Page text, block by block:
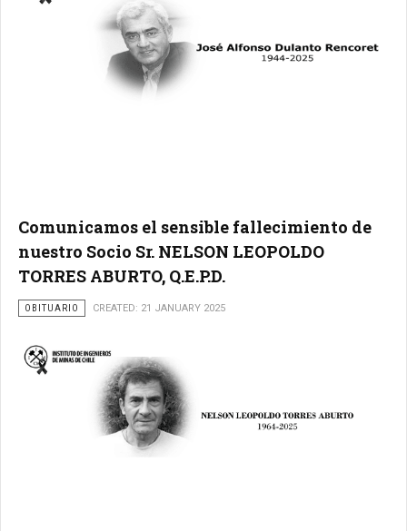
Comunicamos el sensible fallecimiento de
nuestro Socio Sr. NELSON LEOPOLDO
TORRES ABURTO, Q.E.P.D.
OBITUARIO CREATED: 21 JANUARY 2025